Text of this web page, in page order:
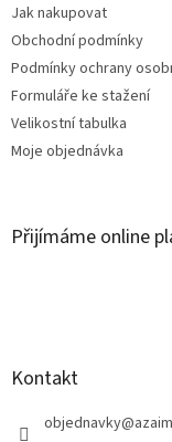
Jak nakupovat
Obchodní podmínky
Podmínky ochrany
Formuláře ke stažení
Velikostní tabulka
Moje objednávka
Přijímáme online
Kontakt
objednavky@